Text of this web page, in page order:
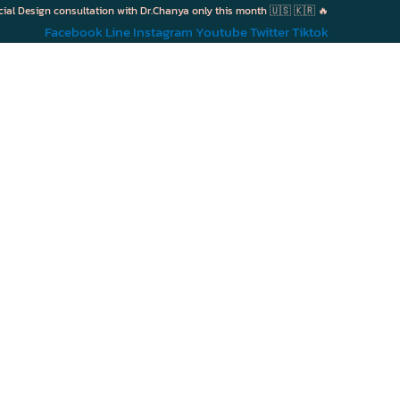
Design consultation with Dr.Chanya only this month 🇺🇸 🇰🇷 🔥
FacebookLineInstagram YoutubeTwitterTiktok